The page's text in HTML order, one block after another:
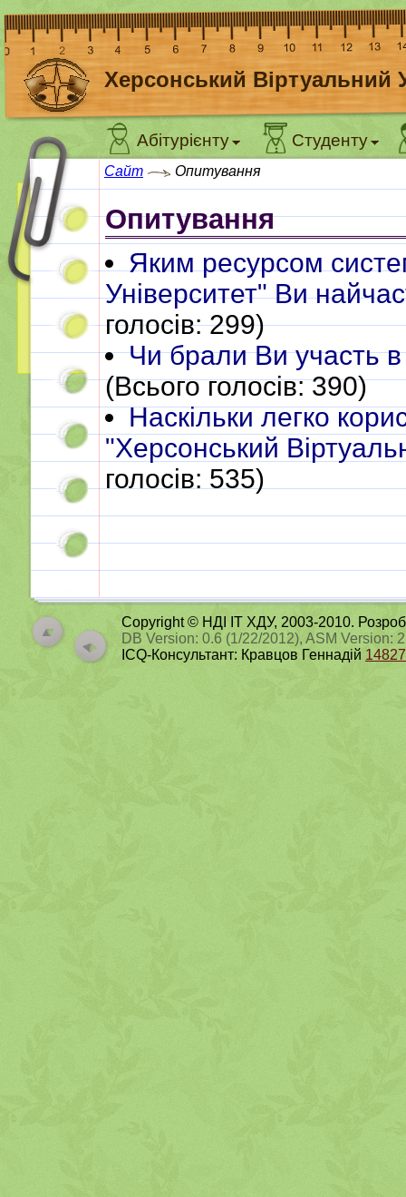
Херсонський Віртуальний
Абітурієнту Студенту
Сайт Опитування
Опитування
Яким ресурсом
Університет" Ви
голосів: 299)
Чи брали Ви участь в
(Всього голосів: 390)
Наскільки легко
"Херсонський
голосів: 535)
Copyright © НДІ ІТ ХДУ, 2003-2010.
DB Version: 0.6 (1/22/2012), ASM Version:
ICQ-Консультант: Кравцов Геннадій